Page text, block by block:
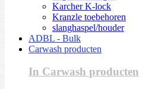
Karcher K-lock
Kranzle toebehoren
slanghaspel/houder
ADBL - Bulk
Carwash producten
In Carwash producten